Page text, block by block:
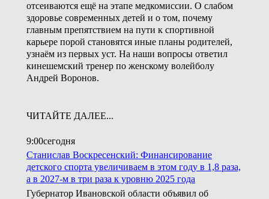
отсеиваются ещё на этапе медкомиссии. О слабом
здоровье современных детей и о том, почему
главным препятствием на пути к спортивной
карьере порой становятся иные планы родителей,
узнаём из первых уст. На наши вопросы ответил
кинешемский тренер по женскому волейболу
Андрей Воронов.
ЧИТАЙТЕ ДАЛЕЕ...
9:00сегодня
Станислав Воскресенский: Финансирование
детского спорта увеличиваем в этом году в 1,8 раза,
а в 2027-м в три раза к уровню 2025 года
Губернатор Ивановской области объявил об